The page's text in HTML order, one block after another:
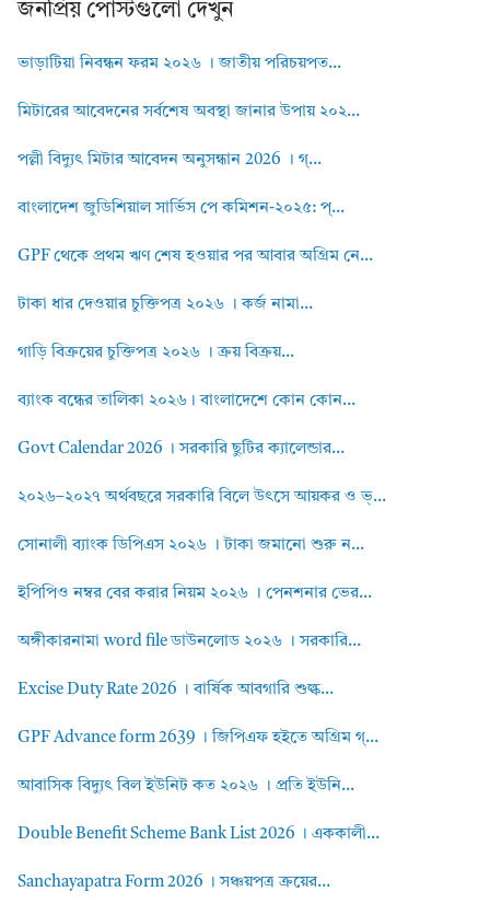
জনপ্রিয় পোস্টগুলো দেখুন
ভাড়াটিয়া নিবন্ধন ফরম ২০২৬ । জাতীয় পরিচয়পত...
মিটারের আবেদনের সর্বশেষ অবস্থা জানার উপায় ২০২...
পল্লী বিদ্যুৎ মিটার আবেদন অনুসন্ধান 2026 । গ্...
বাংলাদেশ জুডিশিয়াল সার্ভিস পে কমিশন-২০২৫: প্...
GPF থেকে প্রথম ঋণ শেষ হওয়ার পর আবার অগ্রিম নে...
টাকা ধার দেওয়ার চুক্তিপত্র ২০২৬ । কর্জ নামা...
গাড়ি বিক্রয়ের চুক্তিপত্র ২০২৬ । ক্রয় বিক্রয়...
ব্যাংক বন্ধের তালিকা ২০২৬। বাংলাদেশে কোন কোন...
Govt Calendar 2026 । সরকারি ছুটির ক্যালেন্ডার...
২০২৬–২০২৭ অর্থবছরে সরকারি বিলে উৎসে আয়কর ও ভ্...
সোনালী ব্যাংক ডিপিএস ২০২৬ । টাকা জমানো শুরু ন...
ইপিপিও নম্বর বের করার নিয়ম ২০২৬ । পেনশনার ভের...
অঙ্গীকারনামা word file ডাউনলোড ২০২৬ । সরকারি...
Excise Duty Rate 2026 । বার্ষিক আবগারি শুল্ক...
GPF Advance form 2639 । জিপিএফ হইতে অগ্রিম গ্...
আবাসিক বিদ্যুৎ বিল ইউনিট কত ২০২৬ । প্রতি ইউনি...
Double Benefit Scheme Bank List 2026 । এককালী...
Sanchayapatra Form 2026 । সঞ্চয়পত্র ক্রয়ের...